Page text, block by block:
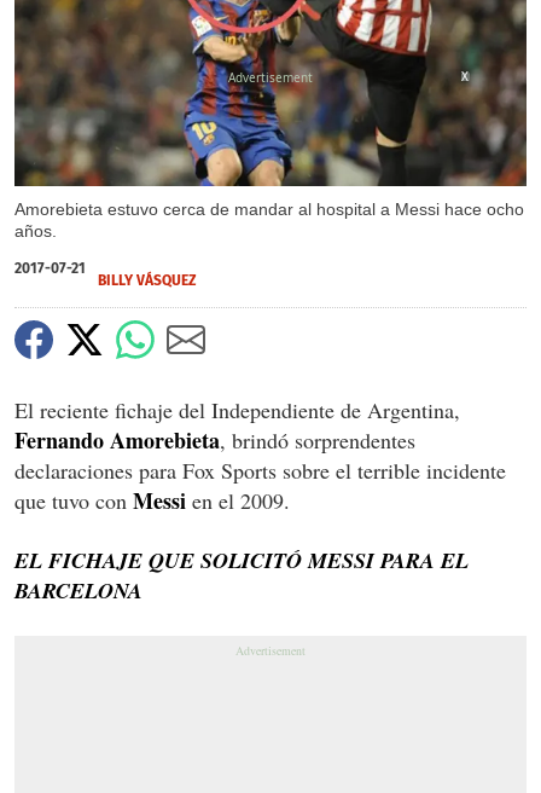
Amorebieta estuvo cerca de mandar al hospital a Messi hace ocho
años.
X
2017-07-21
BILLY VÁSQUEZ
El reciente fichaje del Independiente de Argentina,
Fernando Amorebieta, brindó sorprendentes
declaraciones para Fox Sports sobre el terrible incidente
que tuvo con Messi en el 2009.
EL FICHAJE QUE SOLICITÓ MESSI PARA EL
BARCELONA